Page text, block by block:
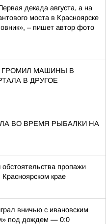
декада августа, а на
моста в Красноярске
– пишет автор фото
МАШИНЫ В
В ДРУГОЕ
ВО ВРЕМЯ РЫБАЛКИ НА
пропажи
крае
вничью с ивановским
под дождем — 0:0